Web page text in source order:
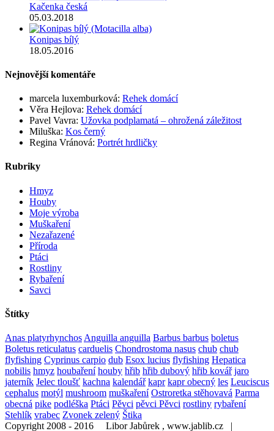
Kačenka česká
05.03.2018
Konipas bílý
18.05.2016
Nejnovější komentáře
marcela luxemburková: Rehek domácí
Věra Hejlova: Rehek domácí
Pavel Vavra: Užovka podplamatá – ohrožená záležitost
Miluška: Kos černý
Regina Vránová: Portrét hrdličky
Rubriky
Hmyz
Houby
Moje výroba
Muškaření
Nezařazené
Příroda
Ptáci
Rostliny
Rybaření
Savci
Štítky
Anas platyrhynchos Anguilla anguilla Barbus barbus boletus
Boletus reticulatus carduelis Chondrostoma nasus chub chub
flyfishing Cyprinus carpio dub Esox lucius flyfishing Hepatica
nobilis hmyz houbaření houby hřib hřib dubový hřib kovář jaro
jaterník Jelec tloušť kachna kalendář kapr kapr obecný les Leuciscus
cephalus motýl mushroom muškaření Ostroretka stěhovavá Parma
obecná pike podléška Ptáci Pěvci pěvci Pěvci rostliny rybaření
Stehlík vrabec Zvonek zelený Štika
Copyright 2008 - 2016 Libor Jabůrek , www.jablib.cz |